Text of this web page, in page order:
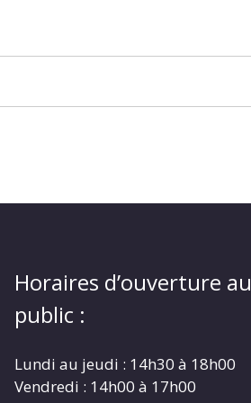
Horaires d’ouverture au
public :
Lundi au jeudi : 14h30 à 18h00
Vendredi : 14h00 à 17h00